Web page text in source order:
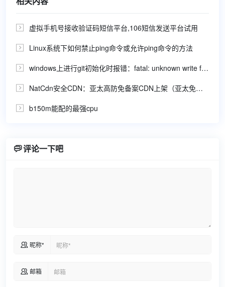
 虚拟手机号接收验证码短信平台,106短信发送平台试用
 Linux系统下如何禁止ping命令或允许ping命令的方法
 windows上进行git初始化时报错：fatal: unknown write failure on standard output
 NatCdn安全CDN：亚太高防免备案CDN上架（亚太免费cdn）
 b150m能配的最强cpu
评论一下吧
昵称*
 邮箱